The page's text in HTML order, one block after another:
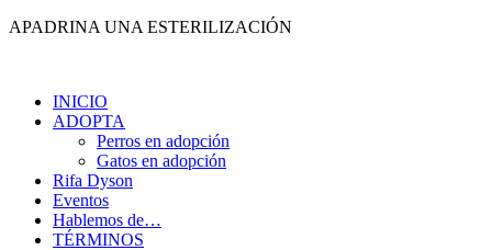
Ir
APADRINA UNA ESTERILIZACIÓN
INICIO
ADOPTA
Perros en adopción
Gatos en adopción
Rifa Dyson
Eventos
Hablemos de…
TÉRMINOS